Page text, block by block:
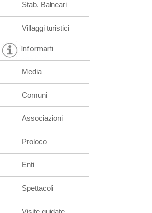
Stab. Balneari
Villaggi turistici
Informarti
Media
Comuni
Associazioni
Proloco
Enti
Spettacoli
Visite guidate